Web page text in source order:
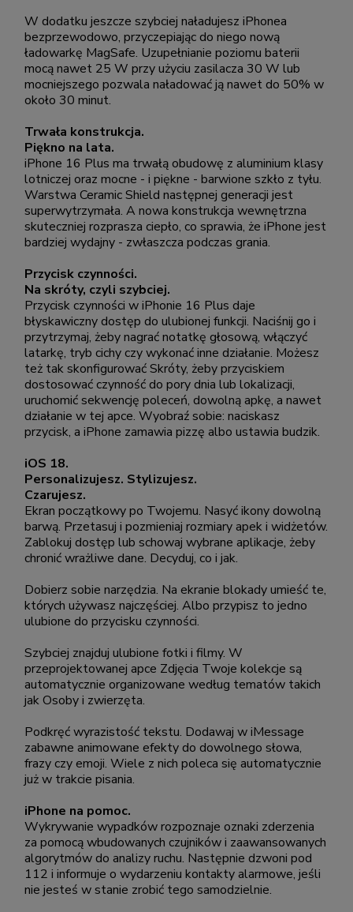
W dodatku jeszcze szybciej naładujesz iPhonea
bezprzewodowo, przyczepiając do niego nową
ładowarkę MagSafe. Uzupełnianie poziomu baterii
mocą nawet 25 W przy użyciu zasilacza 30 W lub
mocniejszego pozwala naładować ją nawet do 50% w
około 30 minut.
Trwała konstrukcja.
Piękno na lata.
iPhone 16 Plus ma trwałą obudowę z aluminium klasy
lotniczej oraz mocne - i piękne - barwione szkło z tyłu.
Warstwa Ceramic Shield następnej generacji jest
superwytrzymała. A nowa konstrukcja wewnętrzna
skuteczniej rozprasza ciepło, co sprawia, że iPhone jest
bardziej wydajny - zwłaszcza podczas grania.
Przycisk czynności.
Na skróty, czyli szybciej.
Przycisk czynności w iPhonie 16 Plus daje
błyskawiczny dostęp do ulubionej funkcji. Naciśnij go i
przytrzymaj, żeby nagrać notatkę głosową, włączyć
latarkę, tryb cichy czy wykonać inne działanie. Możesz
też tak skonfigurować Skróty, żeby przyciskiem
dostosować czynność do pory dnia lub lokalizacji,
uruchomić sekwencję poleceń, dowolną apkę, a nawet
działanie w tej apce. Wyobraź sobie: naciskasz
przycisk, a iPhone zamawia pizzę albo ustawia budzik.
iOS 18.
Personalizujesz. Stylizujesz.
Czarujesz.
Ekran początkowy po Twojemu. Nasyć ikony dowolną
barwą. Przetasuj i pozmieniaj rozmiary apek i widżetów.
Zablokuj dostęp lub schowaj wybrane aplikacje, żeby
chronić wrażliwe dane. Decyduj, co i jak.
Dobierz sobie narzędzia. Na ekranie blokady umieść te,
których używasz najczęściej. Albo przypisz to jedno
ulubione do przycisku czynności.
Szybciej znajduj ulubione fotki i filmy. W
przeprojektowanej apce Zdjęcia Twoje kolekcje są
automatycznie organizowane według tematów takich
jak Osoby i zwierzęta.
Podkręć wyrazistość tekstu. Dodawaj w iMessage
zabawne animowane efekty do dowolnego słowa,
frazy czy emoji. Wiele z nich poleca się automatycznie
już w trakcie pisania.
iPhone na pomoc.
Wykrywanie wypadków rozpoznaje oznaki zderzenia
za pomocą wbudowanych czujników i zaawansowanych
algorytmów do analizy ruchu. Następnie dzwoni pod
112 i informuje o wydarzeniu kontakty alarmowe, jeśli
nie jesteś w stanie zrobić tego samodzielnie.